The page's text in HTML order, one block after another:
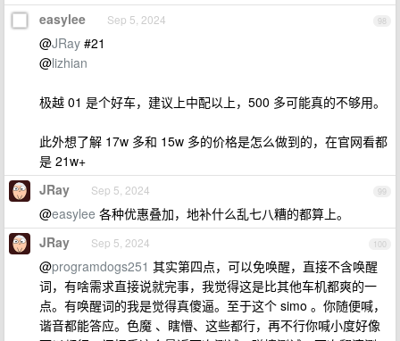
98
easylee Sep 5, 2024
@JRay #21
@lizhian
极越 01 是个好车，建议上中配以上，500 多可能真的不够用。
此外想了解 17w 多和 15w 多的价格是怎么做到的，在官网看都
是 21w+
99
JRay Sep 5, 2024
@easylee 各种优惠叠加，地补什么乱七八糟的都算上。
100
JRay Sep 5, 2024
@programdogs251 其实第四点，可以免唤醒，直接不含唤醒
词，有啥需求直接说就完事，我觉得这是比其他车机都爽的一
点。有唤醒词的我是觉得真傻逼。至于这个 simo 。你随便喊，
谐音都能答应。色魔 、瞎懵、这些都行，再不行你喊小度好像